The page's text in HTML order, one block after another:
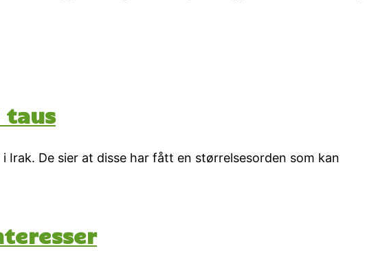
taus
De sier at disse har fått en størrelsesorden som kan